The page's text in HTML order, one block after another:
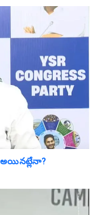
అయిన‌ట్లేనా?